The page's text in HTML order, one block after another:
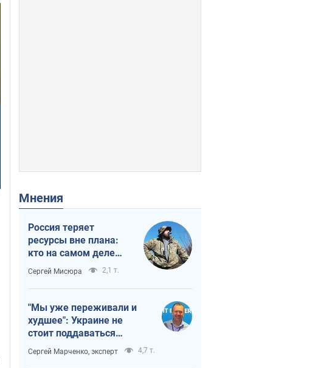
Мнения
Россия теряет
ресурсы вне плана:
кто на самом деле
диктует темп войны
Сергей Мисюра 2,1 т.
"Мы уже переживали и
худшее": Украине не
стоит поддаваться
отчаянию из-за
ракетного террора
Сергей Марченко, эксперт 4,7 т.